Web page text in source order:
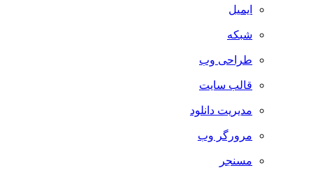
ایمیل
شبکه
طراحی وب
قالب سایت
مدیریت دانلود
مرورگر وب
مسنجر